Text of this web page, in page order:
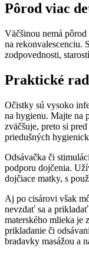
Pôrod viac
Väčšinou nemá
na rekonvalescenciu.
zodpovednosti,
Praktické
Očistky sú vysoko
na hygienu. Majte na
zväčšuje, preto si
priedušných
Odsávačka či
podporu dojčenia.
dojčiace matky, s
Aj po cisárovi však
nevzdať sa a
materského mlieka je
prikladanie či
bradavky masážou a